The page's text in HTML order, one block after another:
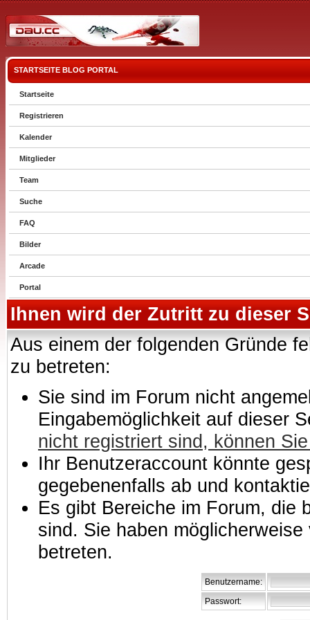
STARTSEITE BLOG PORTAL
Startseite
Registrieren
Kalender
Mitglieder
Team
Suche
FAQ
Bilder
Arcade
Portal
Ihnen wird der Zutritt zu dieser
Aus einem der folgenden Gründe
zu betreten:
Sie sind im Forum nicht
Eingabemöglichkeit auf dieser
nicht registriert sind, können
Ihr Benutzeraccount könnte
gegebenenfalls ab und
Es gibt Bereiche im Forum, die
sind. Sie haben
betreten.
Benutzername:
Passwort: